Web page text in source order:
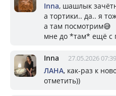
Inna, шашлык
а тортики.. да.. я
а там посмотрим😅
мне до *там* ещё с
Inna 27.05.2026 07:39
ЛАНА, как-раз к
отметить))